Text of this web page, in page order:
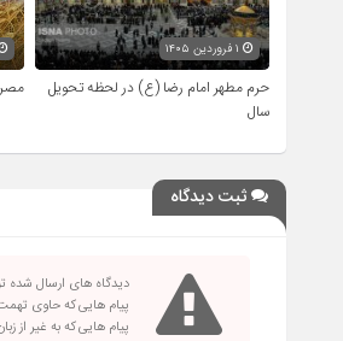
حرم مطهر امام رضا (ع) در لحظه تحویل
سال
ثبت دیدگاه
دیدگاه های ارسال
پیام هایی که حاوی
پیام هایی که به غیر از